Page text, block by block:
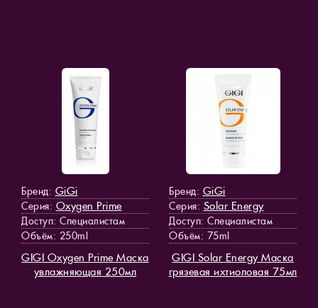
Бренд: GiGi
Серия: Oxygen Prime
Доступ: Специалистам
Объём: 250ml
GIGI Oxygen Prime Маска
увлажняющая 250мл
Бренд: GiGi
Серия: Solar Energy
Доступ: Специалистам
Объём: 75ml
GIGI Solar Energy Маска
грязевая ихтиоловая 75мл